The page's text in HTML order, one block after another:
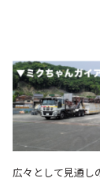
広々として見通し